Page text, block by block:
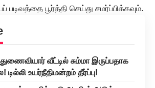
பூர்த்தி செய்து சமர்ப்பிக்கவும்.
துணைவியார் வீட்டில் சும்மா இருப்பதாக
டில்லி உயர்நீதிமன்றம் தீர்ப்பு!